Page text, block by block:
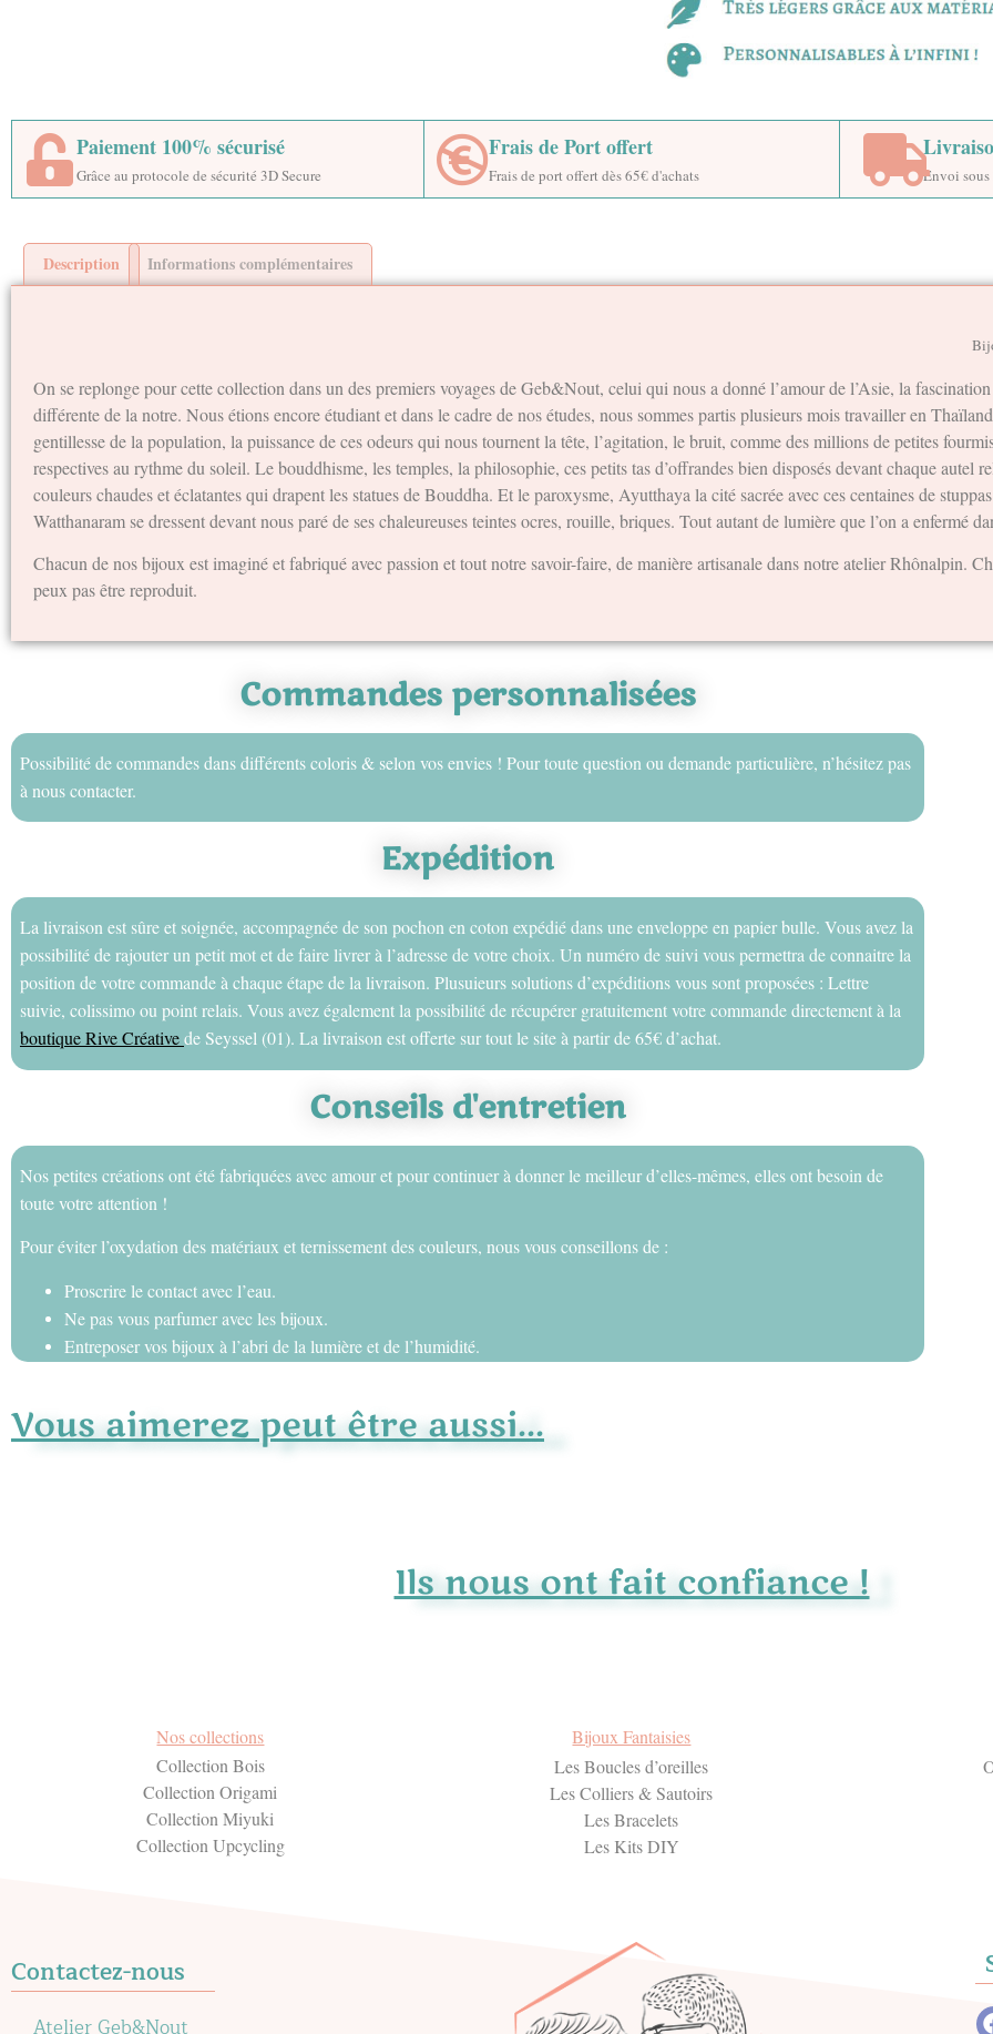
Paiement 100% sécurisé
Grâce au protocole de sécurité 3D Secure
Frais de Port offert
Frais de port offert dès 65€ d'achats Envoi
Description Informations complémentaires
On se replonge pour cette collection dans un des premiers voyages de Geb&Nout, celui qui nous a donné l’amour de l’Asie, la
différente de la notre. Nous étions encore étudiant et dans le cadre de nos études, nous sommes partis plusieurs mois travailler en
gentillesse de la population, la puissance de ces odeurs qui nous tournent la tête, l’agitation, le bruit, comme des millions de petites
respectives au rythme du soleil. Le bouddhisme, les temples, la philosophie, ces petits tas d’offrandes bien disposés devant chaque autel
couleurs chaudes et éclatantes qui drapent les statues de Bouddha. Et le paroxysme, Ayutthaya la cité sacrée avec ces centaines de
Watthanaram se dressent devant nous paré de ses chaleureuses teintes ocres, rouille, briques. Tout autant de lumière que l’on a enfermé
Chacun de nos bijoux est imaginé et fabriqué avec passion et tout notre savoir-faire, de manière artisanale dans notre atelier Rhônalpin.
peux pas être reproduit.
Commandes personnalisées
Possibilité de commandes dans différents coloris & selon vos envies ! Pour toute question ou demande particulière, n’hésitez pas
à nous contacter.
Expédition
La livraison est sûre et soignée, accompagnée de son pochon en coton expédié dans une enveloppe en papier bulle. Vous avez la
possibilité de rajouter un petit mot et de faire livrer à l’adresse de votre choix. Un numéro de suivi vous permettra de connaitre la
position de votre commande à chaque étape de la livraison. Plusuieurs solutions d’expéditions vous sont proposées : Lettre
suivie, colissimo ou point relais. Vous avez également la possibilité de récupérer gratuitement votre commande directement à la
boutique Rive Créativede Seyssel (01). La livraison est offerte sur tout le site à partir de 65€ d’achat.
Conseils d'entretien
Nos petites créations ont été fabriquées avec amour et pour continuer à donner le meilleur d’elles-mêmes, elles ont besoin de
toute votre attention !
Pour éviter l’oxydation des matériaux et ternissement des couleurs, nous vous conseillons de :
Proscrire le contact avec l’eau.
Ne pas vous parfumer avec les bijoux.
Entreposer vos bijoux à l’abri de la lumière et de l’humidité.
Vous aimerez peut être aussi...
Ils nous ont fait confiance !
Nos collections
Collection Bois
Collection Origami
Collection Miyuki
Collection Upcycling
Bijoux Fantaisies
Les Boucles d’oreilles
Les Colliers & Sautoirs
Les Bracelets
Les Kits DIY
Contactez-nous